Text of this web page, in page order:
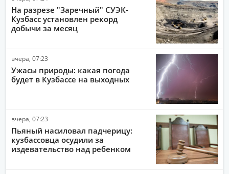
АВТО-МОТО
ДРУГИЕ НОВОСТИ
ИНТЕРНЕТ
РАБОТА И ДЕНЬГИ
На разрезе "Заречный" СУЭК-
Кузбасс установлен рекорд
добычи за месяц
вчера, 07:23
Ужасы природы: какая погода
будет в Кузбассе на выходных
вчера, 07:23
Пьяный насиловал падчерицу:
кузбассовца осудили за
издевательство над ребенком